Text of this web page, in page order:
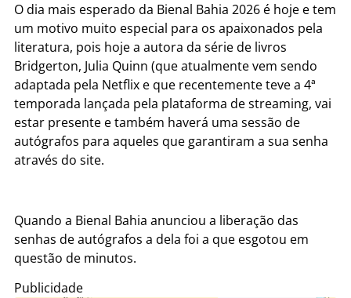
O dia mais esperado da Bienal Bahia 2026 é hoje e tem
um motivo muito especial para os apaixonados pela
literatura, pois hoje a autora da série de livros
Bridgerton, Julia Quinn (que atualmente vem sendo
adaptada pela Netflix e que recentemente teve a 4ª
temporada lançada pela plataforma de streaming, vai
estar presente e também haverá uma sessão de
autógrafos para aqueles que garantiram a sua senha
através do site.
Quando a Bienal Bahia anunciou a liberação das
senhas de autógrafos a dela foi a que esgotou em
questão de minutos.
Publicidade